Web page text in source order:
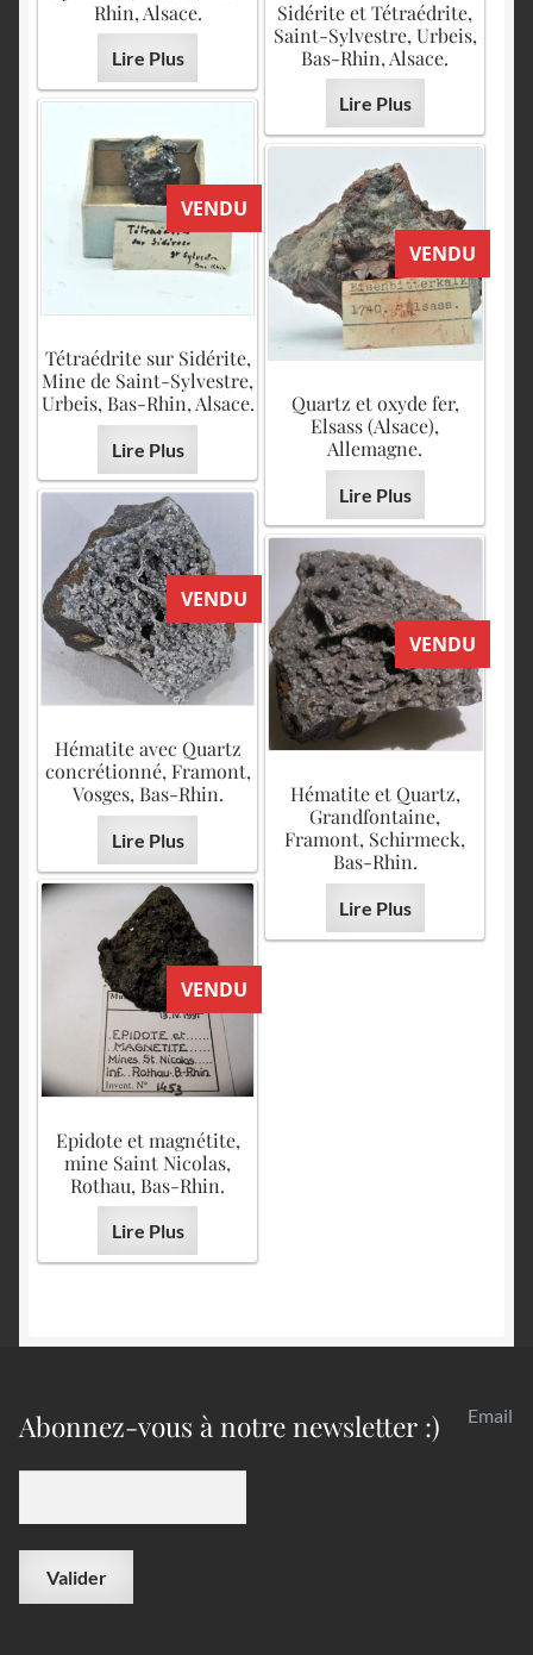
Rhin, Alsace.
Lire Plus
Sidérite et Tétraédrite,
Saint-Sylvestre, Urbeis,
Bas-Rhin, Alsace.
Lire Plus
VENDU
Tétraédrite sur Sidérite,
Mine de Saint-Sylvestre,
Urbeis, Bas-Rhin, Alsace.
Lire Plus
VENDU
Quartz et oxyde fer,
Elsass (Alsace),
Allemagne.
Lire Plus
VENDU
Hématite avec Quartz
concrétionné, Framont,
Vosges, Bas-Rhin.
Lire Plus
VENDU
Hématite et Quartz,
Grandfontaine,
Framont, Schirmeck,
Bas-Rhin.
Lire Plus
VENDU
Epidote et magnétite,
mine Saint Nicolas,
Rothau, Bas-Rhin.
Lire Plus
Abonnez-vous à notre newsletter :) Email